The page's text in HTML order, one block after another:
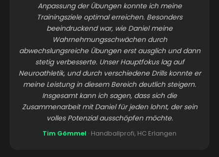
Anpassung der Übungen konnte ich meine
Trainingsziele optimal erreichen. Besonders
beeindruckend war, wie Daniel meine
Wahrnehmungsschwächen durch
abwechslungsreiche Übungen erst ausglich und dann
stetig verbesserte. Unser Hauptfokus lag auf
Neuroathletik, und durch verschiedene Drills konnte er
meine Leistung in diesem Bereich deutlich steigern.
Insgesamt kann ich sagen, dass sich die
Zusammenarbeit mit Daniel für jeden lohnt, der sein
volles Potenzial ausschöpfen möchte.
Tim Gömmel · Handballprofi, HC Erlangen